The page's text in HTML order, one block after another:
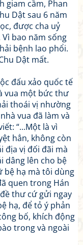
giam cầm, Phan
Dật sau 6 năm
được cha uỷ
bao năm sống
bệnh lao phổi.
Dật mất.
đấu xảo quốc tế
vua một bức thư
thoái vị nhường
vua đã làm và
“...Một là vì
hẳn, không còn
địa vị đối đãi mà
dâng lên cho bệ
bệ hạ mà tôi dùng
quen trong Hán
thư cứ gửi ngay
hạ, để tỏ ý phản
bố, khích động
trong và ngoài